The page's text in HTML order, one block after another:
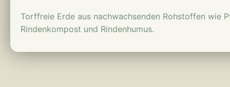
Torffreie Erde aus nachwachsenden Rohstoffen wie
Rindenkompost und Rindenhumus.